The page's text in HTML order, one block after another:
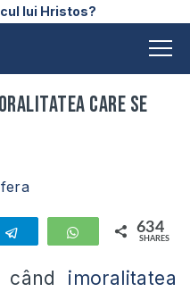
lui Hristos?
care se
Telegram WhatsApp
634
SHARES
când imoralitatea